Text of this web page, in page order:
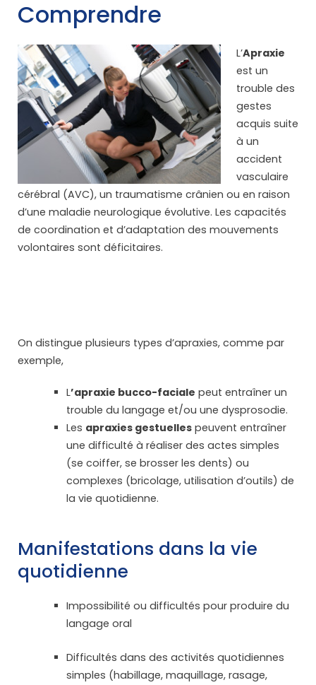
Comprendre
L’Apraxie
est un
trouble des
gestes
acquis suite
à un
accident
vasculaire
cérébral (AVC), un traumatisme crânien ou en raison
d’une maladie neurologique évolutive. Les capacités
de coordination et d’adaptation des mouvements
volontaires sont déficitaires.
On distingue plusieurs types d’apraxies, comme par
exemple,
L’apraxie bucco-faciale peut entraîner un
trouble du langage et/ou une dysprosodie.
Les apraxies gestuelles peuvent entraîner
une difficulté à réaliser des actes simples
(se coiffer, se brosser les dents) ou
complexes (bricolage, utilisation d’outils) de
la vie quotidienne.
Manifestations dans la vie
quotidienne
Impossibilité ou difficultés pour produire du
langage oral
Difficultés dans des activités quotidiennes
simples (habillage, maquillage, rasage,